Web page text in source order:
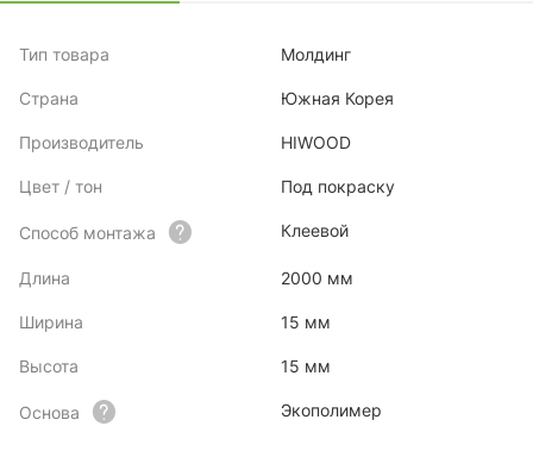
Тип товара Молдинг
Страна Южная Корея
Производитель HIWOOD
Цвет / тон Под покраску
Способ монтажа Клеевой
Длина 2000 мм
Ширина 15 мм
Высота 15 мм
Основа Экополимер